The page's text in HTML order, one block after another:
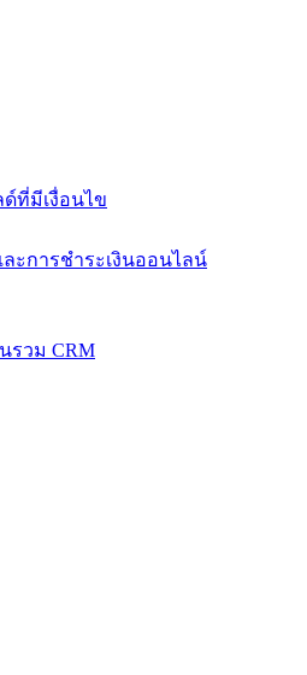
ที่มีเงื่อนไข
ะการชำระเงินออนไลน์
รวม CRM